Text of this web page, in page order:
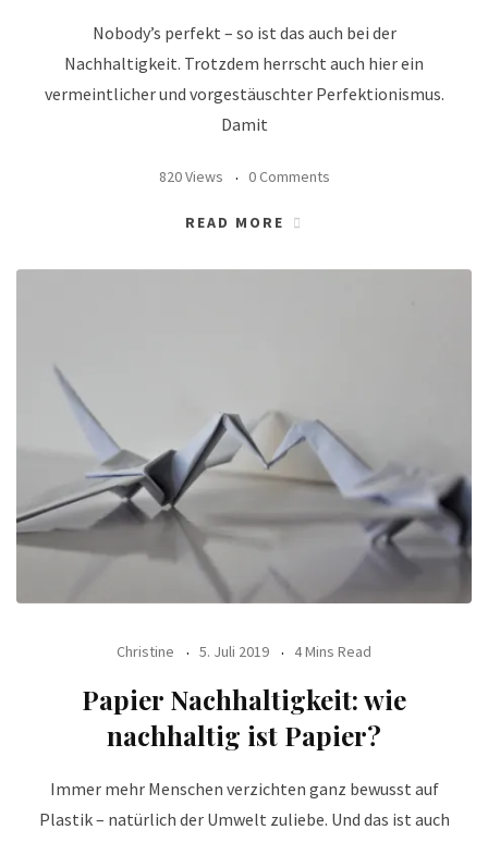
Nobody’s perfekt – so ist das auch bei der
Nachhaltigkeit. Trotzdem herrscht auch hier ein
vermeintlicher und vorgestäuschter Perfektionismus.
Damit
820 Views 0 Comments
READ MORE
Christine 5. Juli 2019 4 Mins Read
Papier Nachhaltigkeit: wie
nachhaltig ist Papier?
Immer mehr Menschen verzichten ganz bewusst auf
Plastik – natürlich der Umwelt zuliebe. Und das ist auch